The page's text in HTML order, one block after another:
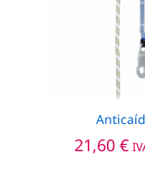
21,60 €